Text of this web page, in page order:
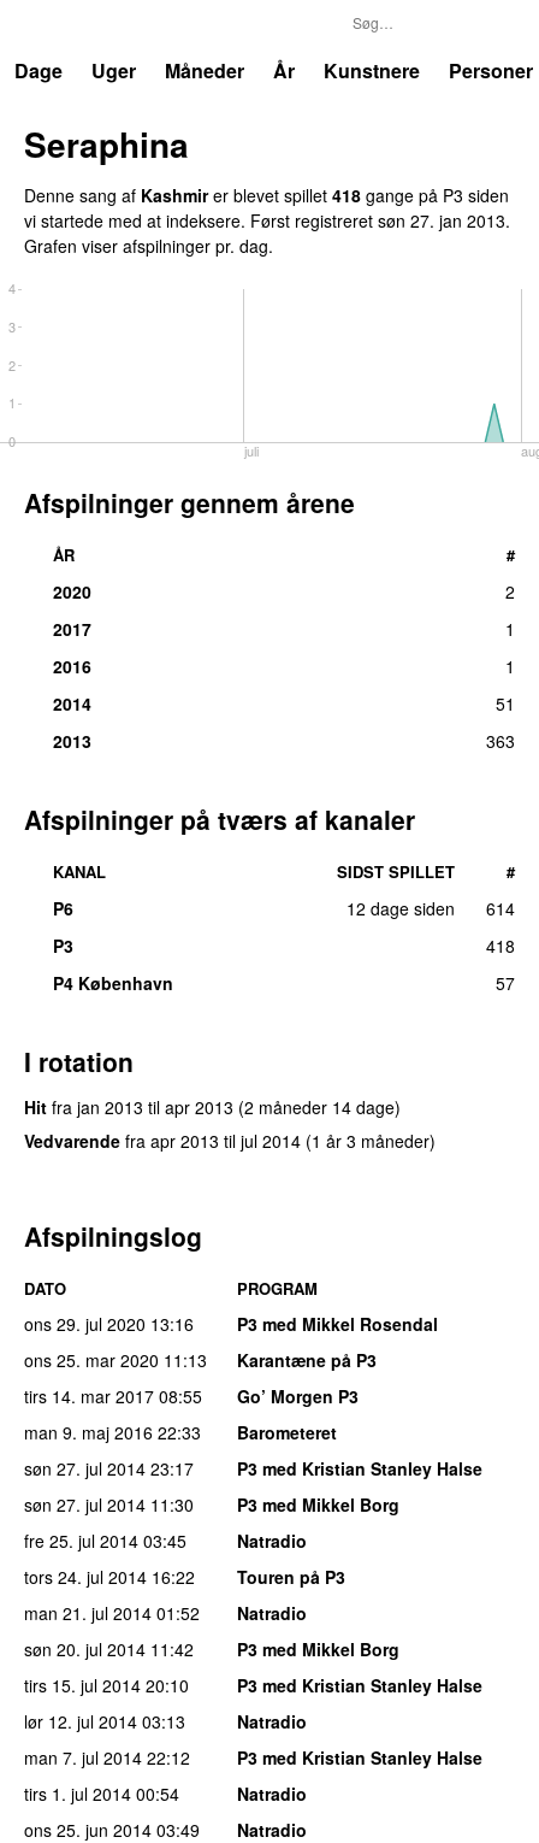
Dage
Uger Måneder År Kunstnere Personer
Seraphina
Denne sang af Kashmirer blevet spillet 418 gange på P3 siden
vi startede med at indeksere. Først registreret søn 27. jan 2013.
Grafen viser afspilninger pr. dag.
juli
0
1
2
3
4
Afspilninger gennem årene
ÅR #
2020
2
2017
1
2016
1
2014
51
2013
363
Afspilninger på tværs af kanaler
KANAL SIDST SPILLET #
P6 12 dage siden
614
P3
418
P4 København
57
I rotation
Hit fra jan 2013 til apr 2013 (2 måneder 14 dage)
Vedvarende fra apr 2013 til jul 2014 (1 år 3 måneder)
Afspilningslog
DATO PROGRAM
ons 29. jul 2020 13:16
P3 med Mikkel Rosendal
ons 25. mar 2020 11:13
Karantæne på P3
tirs 14. mar 2017 08:55
Go’ Morgen P3
man 9. maj 2016 22:33
Barometeret
søn 27. jul 2014 23:17
P3 med Kristian Stanley Halse
søn 27. jul 2014 11:30
P3 med Mikkel Borg
fre 25. jul 2014 03:45
Natradio
tors 24. jul 2014 16:22
Touren på P3
man 21. jul 2014 01:52
Natradio
søn 20. jul 2014 11:42
P3 med Mikkel Borg
tirs 15. jul 2014 20:10
P3 med Kristian Stanley Halse
lør 12. jul 2014 03:13
Natradio
man 7. jul 2014 22:12
P3 med Kristian Stanley Halse
tirs 1. jul 2014 00:54
Natradio
ons 25. jun 2014 03:49
Natradio